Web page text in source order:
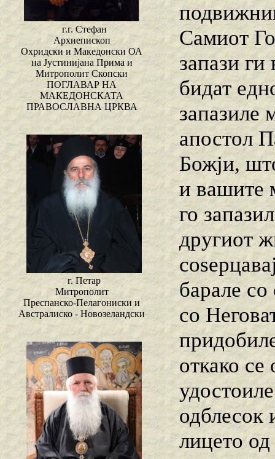
г.г. Стефан
Архиепископ
Охридски и Македонски ОА
на Јустинијана Прима и
Митрополит Скопски
ПОГЛАВАР НА
МАКЕДОНСКАТА
ПРАВОСЛАВНА ЦРКВА
г. Петар
Митрополит
Преспанско-Пелагониски и
Австралиско - Новозеландски
Самиот
запази
бидат
запазиле
апостол
Божји,
и вашите
го
другиот
барале
со
откако се
одблесок
лицето